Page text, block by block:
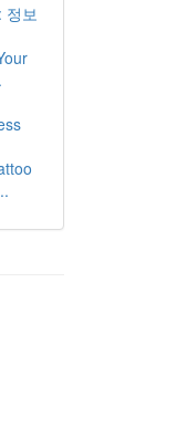
정보